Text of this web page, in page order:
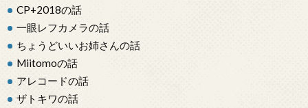
CP+2018の話
一眼レフカメラの話
ちょうどいいお姉さんの話
Miitomoの話
アレコードの話
ザトキワの話